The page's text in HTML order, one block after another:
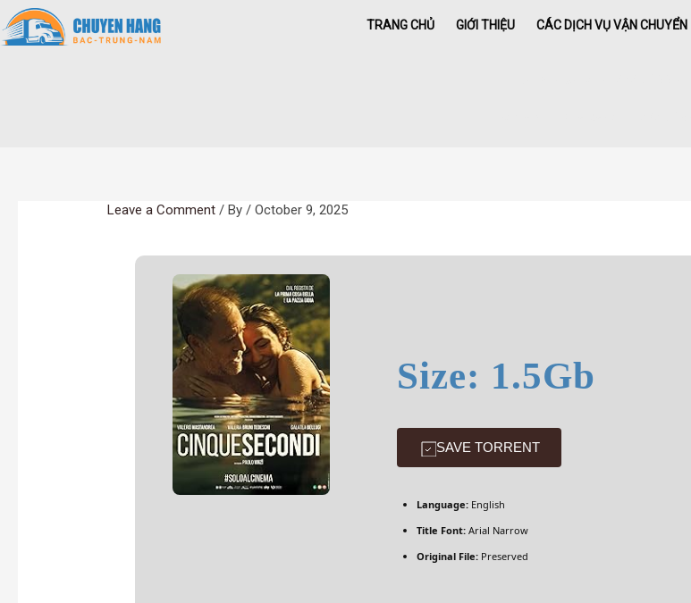
Skip
to
TRANG CHỦ GIỚI THIỆU CÁC DỊCH VỤ VẬN CHUYỂN
Leave a Comment / By/October 9, 2025
Size: 1.5Gb
SAVE TORRENT
Language: English
Title Font: Arial Narrow
Original File: Preserved